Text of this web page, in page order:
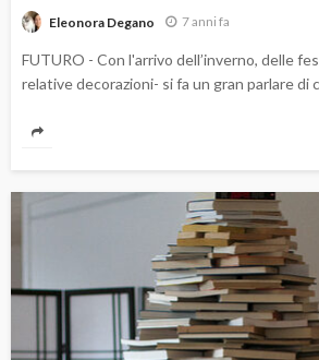
Eleonora Degano 7 anni fa
FUTURO - Con l'arrivo dell’inverno, delle
relative decorazioni- si fa un gran parlare di